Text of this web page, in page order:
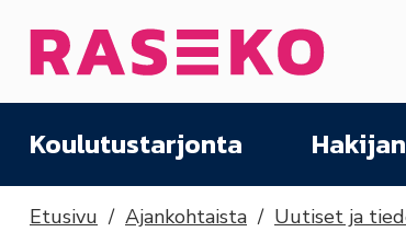
Etusivu
Koulutustarjonta
Etusivu Ajankohtaista Uutiset ja